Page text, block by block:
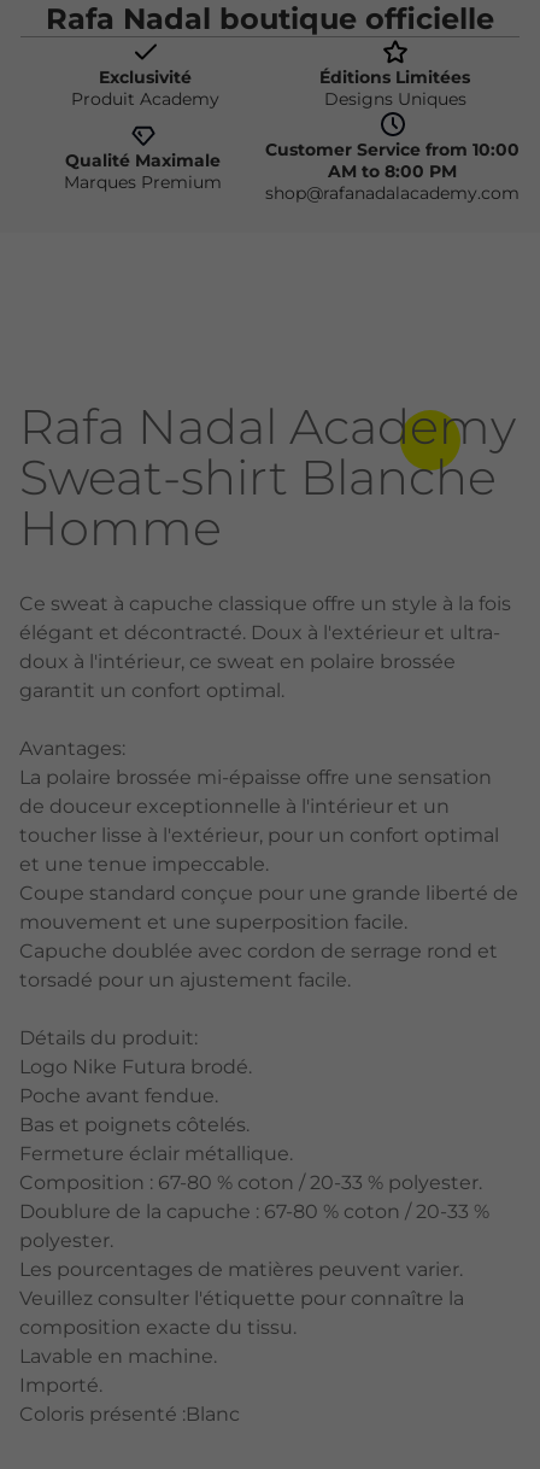
Rafa Nadal boutique officielle
Exclusivité
Produit Academy
Éditions Limitées
Designs Uniques
Qualité Maximale
Marques Premium
Customer Service from 10:00
AM to 8:00 PM
shop@rafanadalacademy.com
Rafa Nadal Academy
Sweat-shirt Blanche
Homme
Ce sweat à capuche classique offre un style à la fois
élégant et décontracté. Doux à l'extérieur et ultra-
doux à l'intérieur, ce sweat en polaire brossée
garantit un confort optimal.
Avantages:
La polaire brossée mi-épaisse offre une sensation
de douceur exceptionnelle à l'intérieur et un
toucher lisse à l'extérieur, pour un confort optimal
et une tenue impeccable.
Coupe standard conçue pour une grande liberté de
mouvement et une superposition facile.
Capuche doublée avec cordon de serrage rond et
torsadé pour un ajustement facile.
Détails du produit:
Logo Nike Futura brodé.
Poche avant fendue.
Bas et poignets côtelés.
Fermeture éclair métallique.
Composition : 67-80 % coton / 20-33 % polyester.
Doublure de la capuche : 67-80 % coton / 20-33 %
polyester.
Les pourcentages de matières peuvent varier.
Veuillez consulter l'étiquette pour connaître la
composition exacte du tissu.
Lavable en machine.
Importé.
Coloris présenté :Blanc